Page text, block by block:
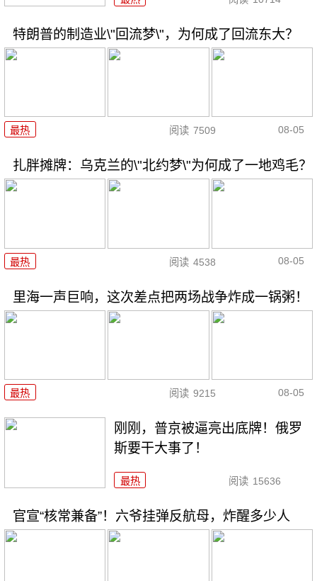
特朗普的制造业\"回流梦\"，为何成了回流东大？
最热 阅读 7509 08-05
扎胖摊牌：乌克兰的\"北约梦\"为何成了一地鸡毛？
最热 阅读 4538 08-05
里海一声巨响，这次差点把两场战争炸成一锅粥！
最热 阅读 9215 08-05
刚刚，普京被逼亮出底牌！俄罗
斯要干大事了！
最热 阅读 15636
官宣“核常兼备”！六爷挂弹反航母，炸醒多少人